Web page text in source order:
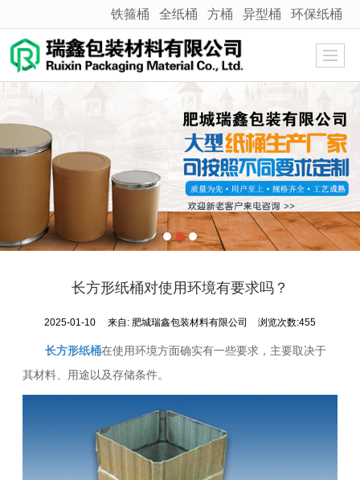
很遗憾，因您的浏览器版本过低导致无法获得最佳浏览体验，推荐下载安装谷歌浏览器！
铁箍桶 全纸桶 方桶 异型桶 环保纸桶
长方形纸桶对使用环境有要求吗？
2025-01-10 来自: 肥城瑞鑫包装材料有限公司 浏览次数:455
长方形纸桶在使用环境方面确实有一些要求，主要取决于
其材料、用途以及存储条件。